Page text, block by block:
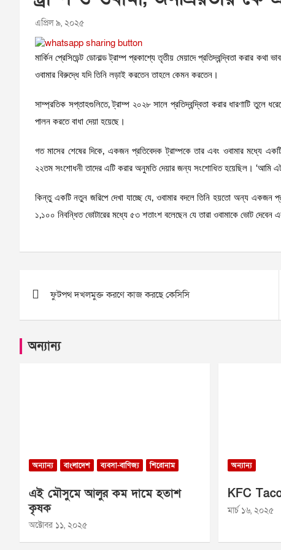
এপ্রিল ৯, ২০২৫
মার্কিন প্রেসিডেন্ট ডোনাল্ড ট্রাম্প প্রকাশ্যে তৃতীয় মেয়াদে প্রতিদ্বন্দ্বিতা করার
ওবামার বিরুদ্ধে যদি তিনি লড়াই করতেন তাহলে কেমন করতেন।
সাম্প্রতিক সপ্তাহগুলিতে, ট্রাম্প ২০২৮ সালে প্রতিদ্বন্দ্বিতা করার ধারণাটি তুলে
পালন করতে বাধা দেয়া হয়েছে।
গত মাসের শেষের দিকে, একজন প্রতিবেদক ট্রাম্পকে তার এবং ওবামার মধ্যে
২২তম সংশোধনী তাদের এটি করার অনুমতি দেয়ার জন্য সংশোধিত হয়েছিল। ‘আমি
কিন্তু একটি নতুন জরিপে দেখা যাচ্ছে যে, ওবামার বদলে তিনি হয়তো অন্য একজন
১,১০০ নিবন্ধিত ভোটারের মধ্যে ৫৩ শতাংশ বলেছেন যে তারা ওবামাকে ভোট দেবেন
navigation
ফুটপথ দখলমুক্ত করণে কাজ করছে কেসিসি
অন্যান্য
অন্যান্য বাংলাদেশ ব্যবসা-বাণিজ্য শিরোনাম
এই মৌসুমে আলুর কম দামে হতাশ
কৃষক
অক্টোবর ১১, ২০২৫
অন্যান্য
KFC
মার্চ ১৬, ২০২৫